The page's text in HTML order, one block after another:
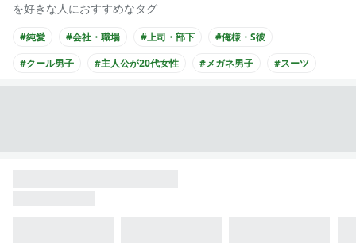
を好きな人におすすめなタグ
#純愛 #会社・職場 #上司・部下
#俺様・S彼
#クール男子
#主人公が20代女性 #メガネ男子 #スーツ